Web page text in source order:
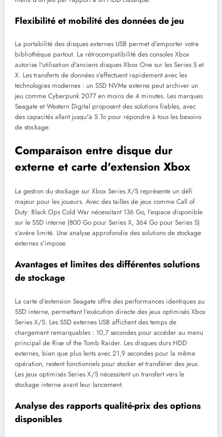
Flexibilité et mobilité des données de jeu
La portabilité des disques externes USB permet d'emporter votre
bibliothèque partout. La rétrocompatibilité des consoles Xbox
autorise l'utilisation d'anciens disques Xbox One sur les Series S et
X. Les transferts de données s'effectuent rapidement avec les
technologies modernes : un SSD NVMe externe peut archiver un
jeu comme Cyberpunk 2077 en moins de 4 minutes. Les marques
Seagate et Western Digital proposent des solutions fiables, avec
des capacités allant jusqu'à 5 To pour répondre à tous les besoins
de stockage.
Comparaison entre disque dur
externe et carte d'extension Xbox
La gestion du stockage sur Xbox Series X/S représente un défi
majeur pour les joueurs. Avec des tailles de jeux comme Call of
Duty: Black Ops Cold War nécessitant 136 Go, l'espace disponible
sur le SSD interne (800 Go pour Series X, 364 Go pour Series S)
s'avère limité. Une analyse approfondie des solutions de stockage
externes s'impose.
Avantages et limites des différentes solutions
de stockage
La carte d'extension Seagate offre des performances identiques au
SSD interne, permettant l'exécution directe des jeux optimisés Xbox
Series X/S. Les SSD externes USB affichent des temps de
chargement remarquables : 10,7 secondes pour accéder au menu
principal de Rise of the Tomb Raider. Les disques durs HDD
externes, bien que plus lents avec 21,9 secondes pour la même
opération, restent fonctionnels pour stocker et transférer des jeux.
Les jeux optimisés Series X/S nécessitent un transfert vers le
stockage interne avant leur lancement.
Analyse des rapports qualité-prix des options
disponibles